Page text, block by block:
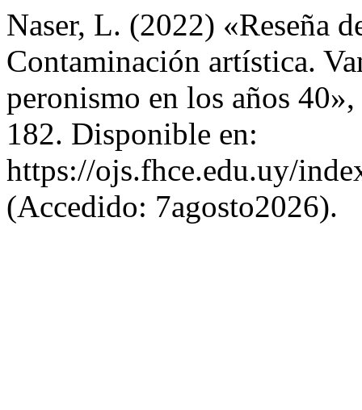
Naser, L. (2022) «Reseña
Contaminación artística.
peronismo en los años 40»,
182. Disponible en:
https://ojs.fhce.edu.uy/
(Accedido: 7agosto2026).